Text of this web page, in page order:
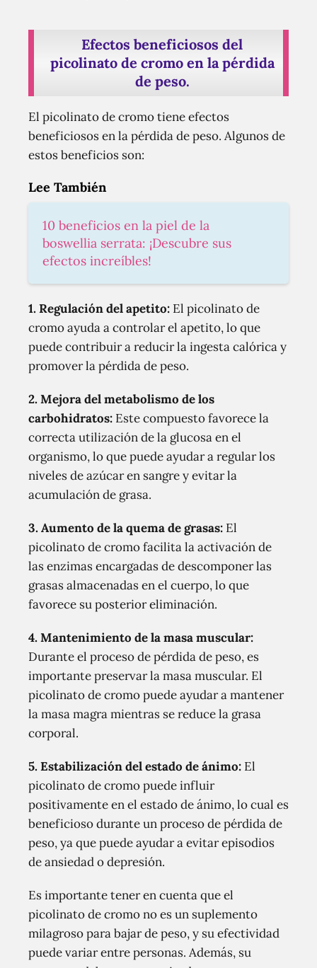
Efectos beneficiosos del
picolinato de cromo en la pérdida
de peso.
El picolinato de cromo tiene efectos
beneficiosos en la pérdida de peso. Algunos de
estos beneficios son:
Lee También
10 beneficios en la piel de la
boswellia serrata: ¡Descubre sus
efectos increíbles!
1. Regulación del apetito: El picolinato de
cromo ayuda a controlar el apetito, lo que
puede contribuir a reducir la ingesta calórica y
promover la pérdida de peso.
2. Mejora del metabolismo de los
carbohidratos: Este compuesto favorece la
correcta utilización de la glucosa en el
organismo, lo que puede ayudar a regular los
niveles de azúcar en sangre y evitar la
acumulación de grasa.
3. Aumento de la quema de grasas: El
picolinato de cromo facilita la activación de
las enzimas encargadas de descomponer las
grasas almacenadas en el cuerpo, lo que
favorece su posterior eliminación.
4. Mantenimiento de la masa muscular:
Durante el proceso de pérdida de peso, es
importante preservar la masa muscular. El
picolinato de cromo puede ayudar a mantener
la masa magra mientras se reduce la grasa
corporal.
5. Estabilización del estado de ánimo: El
picolinato de cromo puede influir
positivamente en el estado de ánimo, lo cual es
beneficioso durante un proceso de pérdida de
peso, ya que puede ayudar a evitar episodios
de ansiedad o depresión.
Es importante tener en cuenta que el
picolinato de cromo no es un suplemento
milagroso para bajar de peso, y su efectividad
puede variar entre personas. Además, su